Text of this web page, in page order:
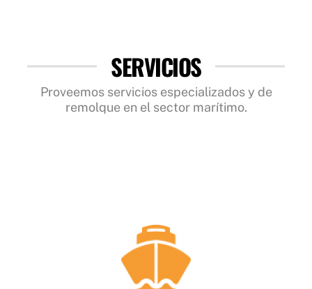
SERVICIOS
Proveemos servicios especializados y de
remolque en el sector marítimo.